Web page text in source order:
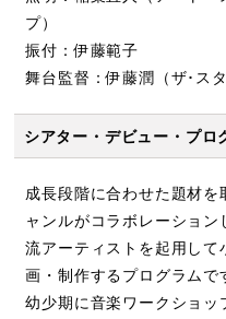
プ）
振付：伊藤範子
舞台監督：伊藤潤（ザ･スタ
シアター・デビュー・プロ
成長段階に合わせた題材
ャンルがコラボレーショ
流アーティストを起用し
画・制作するプログラムで
幼少期に音楽ワークショッ